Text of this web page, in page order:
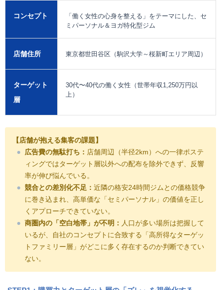
コンセプト
「働く女性の心身を整える」をテーマにした、セ
ミパーソナル＆ヨガ特化型ジム
店舗住所 東京都世田谷区（駒沢大学～桜新町エリア周辺）
ターゲット
層
30代〜40代の働く女性（世帯年収1,250万円以
上）
【店舗が抱える集客の課題】
広告費の無駄打ち： 店舗周辺（半径2km）への一律ポステ
ィングではターゲット層以外への配布を除外できず、反響
率が伸び悩んでいる。
競合との差別化不足： 近隣の格安24時間ジムとの価格競争
に巻き込まれ、高単価な「セミパーソナル」の価値を正し
くアプローチできていない。
商圏内の「空白地帯」が不明： 人口が多い場所は把握して
いるが、自社のコンセプトに合致する「高所得なターゲッ
トファミリー層」がどこに多く存在するのか判断できてい
ない。